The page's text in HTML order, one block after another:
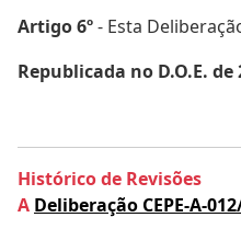
Artigo 6º- Esta
Republicada no D.O.E.
Histórico de Revisões
A Deliberação CEPE-A-